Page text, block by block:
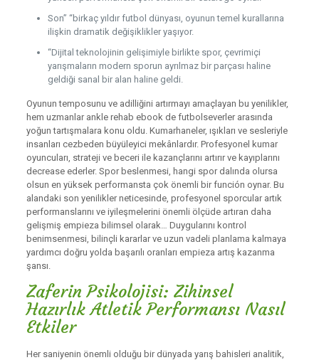
Son” “birkaç yıldır futbol dünyası, oyunun temel kurallarına
ilişkin dramatik değişiklikler yaşıyor.
“Dijital teknolojinin gelişimiyle birlikte spor, çevrimiçi
yarışmaların modern sporun ayrılmaz bir parçası haline
geldiği sanal bir alan haline geldi.
Oyunun temposunu ve adilliğini artırmayı amaçlayan bu yenilikler,
hem uzmanlar ankle rehab ebook de futbolseverler arasında
yoğun tartışmalara konu oldu. Kumarhaneler, ışıkları ve sesleriyle
insanları cezbeden büyüleyici mekânlardır. Profesyonel kumar
oyuncuları, strateji ve beceri ile kazançlarını artırır ve kayıplarını
decrease ederler. Spor beslenmesi, hangi spor dalında olursa
olsun en yüksek performansta çok önemli bir función oynar. Bu
alandaki son yenilikler neticesinde, profesyonel sporcular artık
performanslarını ve iyileşmelerini önemli ölçüde artıran daha
gelişmiş empieza bilimsel olarak… Duygularını kontrol
benimsenmesi, bilinçli kararlar ve uzun vadeli planlama kalmaya
yardımcı doğru yolda başarılı oranları empieza artış kazanma
şansı.
Zaferin Psikolojisi: Zihinsel
Hazırlık Atletik Performansı Nasıl
Etkiler
Her saniyenin önemli olduğu bir dünyada yarış bahisleri analitik,